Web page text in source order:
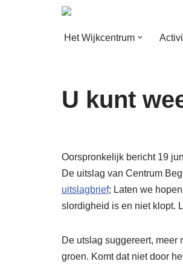
Het Wijkcentrum
U kunt
Oorspronkelijk bericht 19
De uitslag van Centrum
uitslagbrief; Laten we
slordigheid is en niet klopt.
De utslag suggereert,
groen. Komt dat niet door